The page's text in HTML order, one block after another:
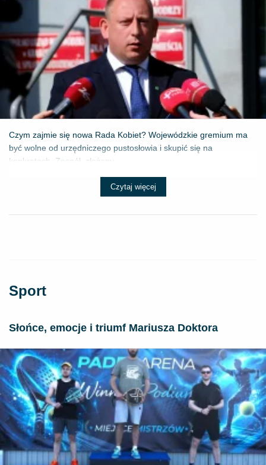
Czym zajmie się nowa Rada Kobiet? Wojewódzkie gremium ma
być wolne od urzędniczego pustosłowia i skupić się na
konkretach. Zespół, złożony...
Czytaj więcej
Sport
Słońce, emocje i triumf Mariusza Doktora